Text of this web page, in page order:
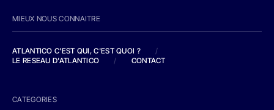
MIEUX NOUS CONNAITRE
ATLANTICO C'EST QUI, C'EST QUOI ?
/
LE RESEAU D'ATLANTICO
/ CONTACT
CATEGORIES